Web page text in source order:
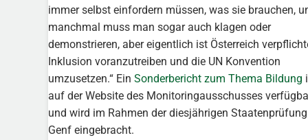
immer selbst einfordern müssen, was sie brauchen,
manchmal muss man sogar auch klagen oder
demonstrieren, aber eigentlich ist Österreich
Inklusion voranzutreiben und die UN Konvention
umzusetzen.“ Ein Sonderbericht zum Thema Bildung
auf der Website des Monitoringausschusses
und wird im Rahmen der diesjährigen
Genf eingebracht.